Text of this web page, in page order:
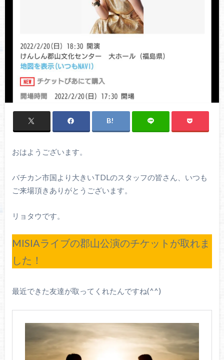
おはようございます。
バチカン市国より大きいTDLのスタッフの皆さん、いつも
ご来場頂きありがとうございます。
リョタウです。
MISIAライブの郡山公演のチケットが取れま
した！
最近できた友達が取ってくれたんですね(^^)